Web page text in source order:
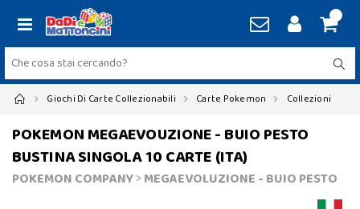
Giochi Di Carte Collezionabili Carte Pokemon Collezioni
POKEMON MEGAEVOUZIONE - BUIO PESTO
BUSTINA SINGOLA 10 CARTE (ITA)
POKEMON COMPANY>MEGAEVOLUZIONE - BUIO PESTO